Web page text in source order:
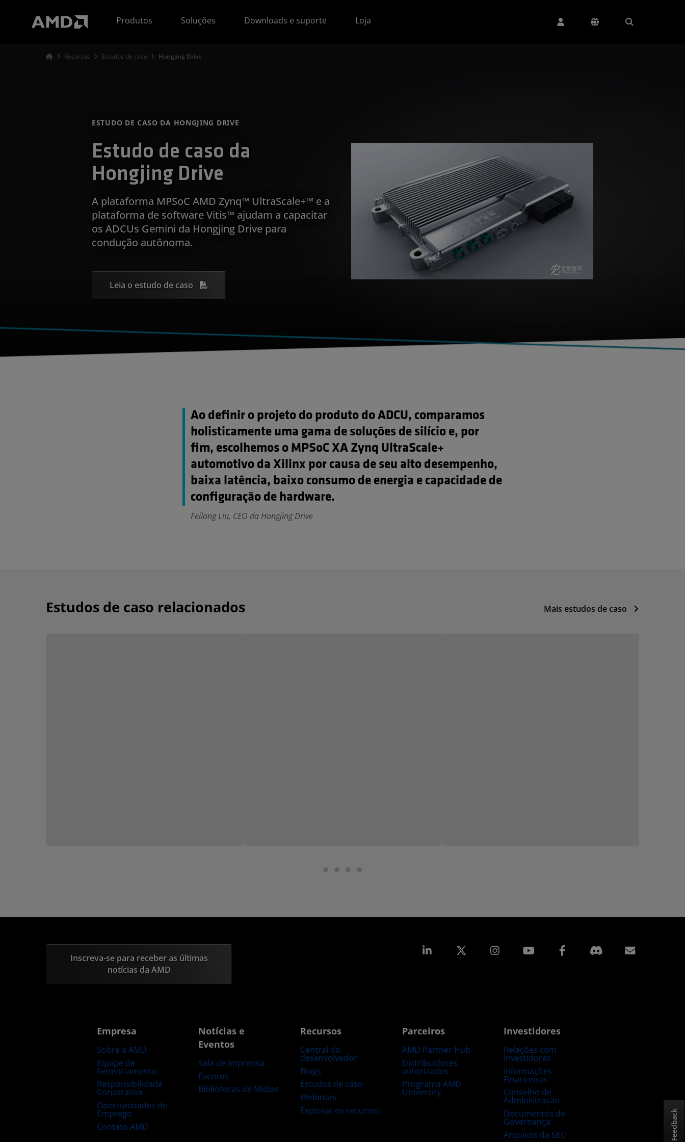
Produtos
Soluções Downloads e suporte Loja
Recursos Estudos de caso Hongjing Drive
ESTUDO DE CASO DA HONGJING DRIVE
Estudo de caso da
Hongjing Drive
A plataforma MPSoC AMD Zynq™ UltraScale+™ e a
plataforma de software Vitis™ ajudam a capacitar
os ADCUs Gemini da Hongjing Drive para
condução autônoma.
Leia o estudo de caso
Ao definir o projeto do produto do ADCU, comparamos
holisticamente uma gama de soluções de silício e, por
fim, escolhemos o MPSoC XA Zynq UltraScale+
automotivo da Xilinx por causa de seu alto desempenho,
baixa latência, baixo consumo de energia e capacidade de
configuração de hardware.
Feilong Liu, CEO da Hongjing Drive
Estudos de caso relacionados Mais estudos de caso
Feedback
Inscreva-se para receber as últimas
notícias da AMD
Linkedin Instagram Facebook
Empresa
Sobre a AMD
Equipe de
Gerenciamento
Responsibilidade
Corporativa
Oportunidades de
Emprego
Contato AMD
Notícias e
Eventos
Sala de Imprensa
Eventos
Bibliotecas de Mídias
Recursos
Central do
desenvolvedor
Blogs
Estudos de caso
Webinars
Explorar os recursos
Parceiros
AMD Partner Hub
Distribuidores
autorizados
Programa AMD
University
Investidores
Relações com
investidores
Informações
Financeiras
Conselho de
Administração
Documentos de
Governança
Arquivos da SEC